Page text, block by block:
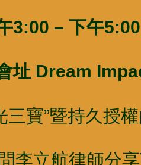
3:00 – 下午5:00
址 Dream
三寶”暨持久授
李立航律師分